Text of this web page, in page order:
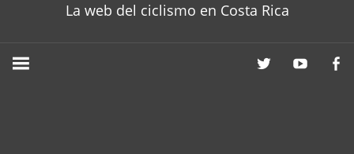
La web del ciclismo en Costa Rica